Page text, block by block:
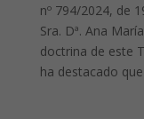
nº 794/2024, de
Sra. Dª. Ana
doctrina de este
ha destacado